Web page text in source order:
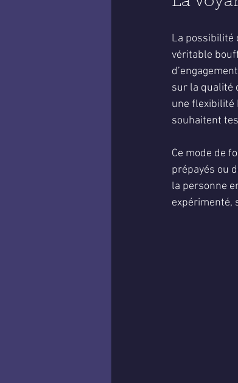
La possibilité
véritable
sur la qualité
une flexibilité
souhaitent
Ce mode de
prépayés ou
la personne
expérimenté,